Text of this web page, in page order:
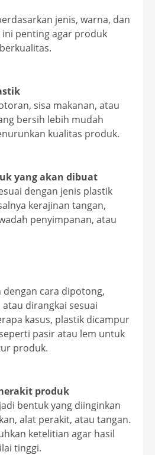
jenis, warna, dan
ini penting agar produk
sisa makanan, atau
bersih lebih mudah
kualitas produk.
yang akan dibuat
dengan jenis plastik
kerajinan tangan,
penyimpanan, atau
cara dipotong,
dirangkai sesuai
kasus, plastik dicampur
pasir atau lem untuk
produk.
produk
bentuk yang diinginkan
alat perakit, atau tangan.
ketelitian agar hasil
tinggi.